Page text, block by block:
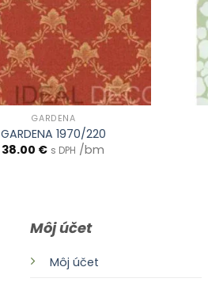
GARDENA
GARDENA 1970/220
38.00 € s DPH /bm
Môj účet
Môj účet